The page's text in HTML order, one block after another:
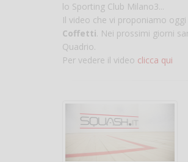
lo Sporting Club Milano3...
Il video che vi proponiamo
Coffetti. Nei prossimi giorni
Quadrio.
Per vedere il video clicca qui